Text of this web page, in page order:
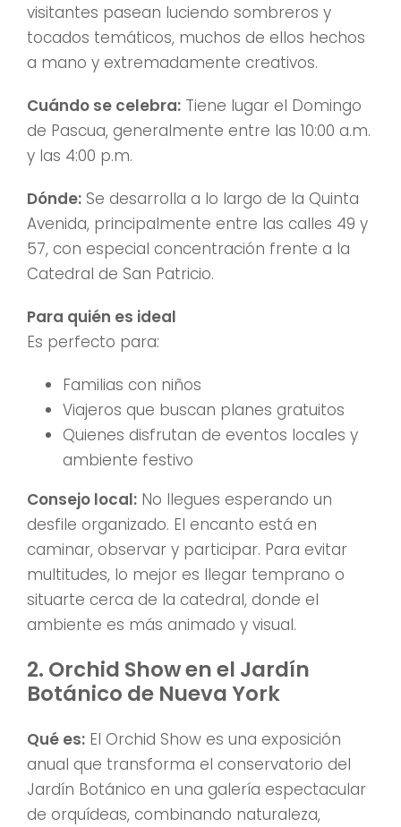
visitantes pasean luciendo sombreros y
tocados temáticos, muchos de ellos hechos
a mano y extremadamente creativos.
Cuándo se celebra: Tiene lugar el Domingo
de Pascua, generalmente entre las 10:00 a.m.
y las 4:00 p.m.
Dónde: Se desarrolla a lo largo de la Quinta
Avenida, principalmente entre las calles 49 y
57, con especial concentración frente a la
Catedral de San Patricio.
Para quién es ideal
Es perfecto para:
Familias con niños
Viajeros que buscan planes gratuitos
Quienes disfrutan de eventos locales y
ambiente festivo
Consejo local: No llegues esperando un
desfile organizado. El encanto está en
caminar, observar y participar. Para evitar
multitudes, lo mejor es llegar temprano o
situarte cerca de la catedral, donde el
ambiente es más animado y visual.
2. Orchid Show en el Jardín
Botánico de Nueva York
Qué es: El Orchid Show es una exposición
anual que transforma el conservatorio del
Jardín Botánico en una galería espectacular
de orquídeas, combinando naturaleza,